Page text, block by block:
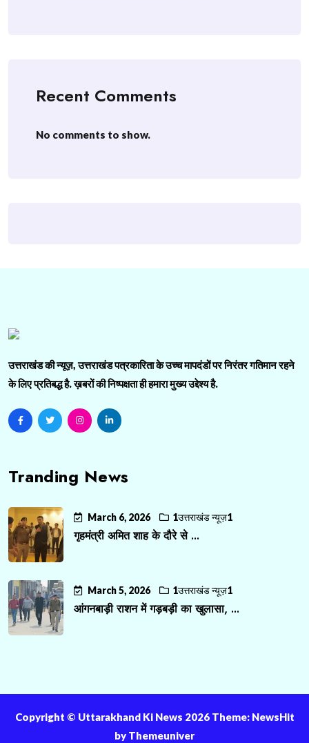
Recent Comments
No comments to show.
उत्तराखंड की न्यूज़, उत्तराखंड पत्रकारिता के उच्च मापदंडों पर निरंतर गतिमान रहने
के लिए प्रतिबद्ध है. ख़बरों की निष्पक्षता ही हमारा मुख्य उद्देश्य है.
Tranding News
March 6, 2026 1उत्तराखंड न्यूज़1
गृहमंत्री अमित शाह के दौरे से ...
March 5, 2026 1उत्तराखंड न्यूज़1
आंगनबाड़ी राशन में गड़बड़ी का खुलासा, ...
Copyright ©️ Uttarakhand Ki News 2026 Theme: NewsHit
by Themeuniver